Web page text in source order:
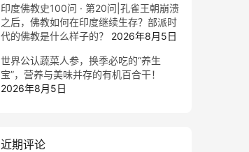
印度佛教史100问 · 第20问|孔雀王朝崩溃
之后，佛教如何在印度继续生存？部派时
代的佛教是什么样子的？
2026年8月5日
世界公认蔬菜人参，换季必吃的“养生
宝”，营养与美味并存的有机百合干！
2026年8月5日
近期评论